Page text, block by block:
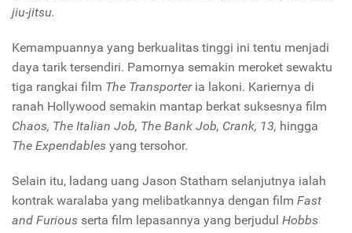
jiu-jitsu.
Kemampuannya yang berkualitas tinggi ini tentu menjadi
daya tarik tersendiri. Pamornya semakin meroket sewaktu
tiga rangkai film The Transporteria lakoni. Kariernya di
ranah Hollywood semakin mantap berkat suksesnya film
Chaos, The Italian Job, The Bank Job, Crank, 13, hingga
The Expendables yang tersohor.
Selain itu, ladang uang Jason Statham selanjutnya ialah
kontrak waralaba yang melibatkannya dengan film Fast
and Furious serta film lepasannya yang berjudul Hobbs